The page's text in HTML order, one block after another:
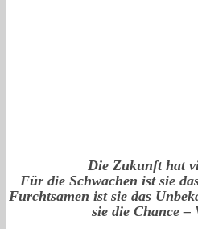
Die Zukunft hat
Für die Schwachen ist sie
Furchtsamen ist sie das
sie die Chance –